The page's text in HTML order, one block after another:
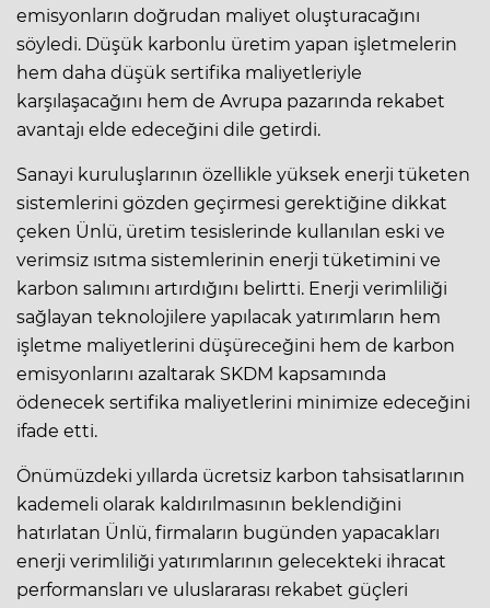
emisyonların doğrudan maliyet oluşturacağını
söyledi. Düşük karbonlu üretim yapan işletmelerin
hem daha düşük sertifika maliyetleriyle
karşılaşacağını hem de Avrupa pazarında rekabet
avantajı elde edeceğini dile getirdi.
Sanayi kuruluşlarının özellikle yüksek enerji tüketen
sistemlerini gözden geçirmesi gerektiğine dikkat
çeken Ünlü, üretim tesislerinde kullanılan eski ve
verimsiz ısıtma sistemlerinin enerji tüketimini ve
karbon salımını artırdığını belirtti. Enerji verimliliği
sağlayan teknolojilere yapılacak yatırımların hem
işletme maliyetlerini düşüreceğini hem de karbon
emisyonlarını azaltarak SKDM kapsamında
ödenecek sertifika maliyetlerini minimize edeceğini
ifade etti.
Önümüzdeki yıllarda ücretsiz karbon tahsisatlarının
kademeli olarak kaldırılmasının beklendiğini
hatırlatan Ünlü, firmaların bugünden yapacakları
enerji verimliliği yatırımlarının gelecekteki ihracat
performansları ve uluslararası rekabet güçleri